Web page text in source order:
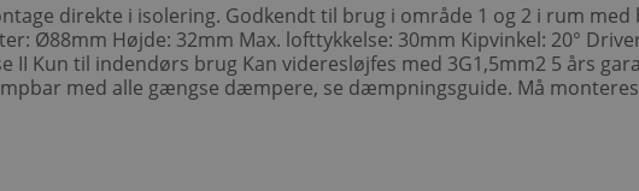
direkte i isolering. Godkendt til brug i område 1 og 2 i rum med
Ø88mm Højde: 32mm Max. lofttykkelse: 30mm Kipvinkel: 20°
Kun til indendørs brug Kan videresløjfes med 3G1,5mm2 5 års
med alle gængse dæmpere, se dæmpningsguide. Må